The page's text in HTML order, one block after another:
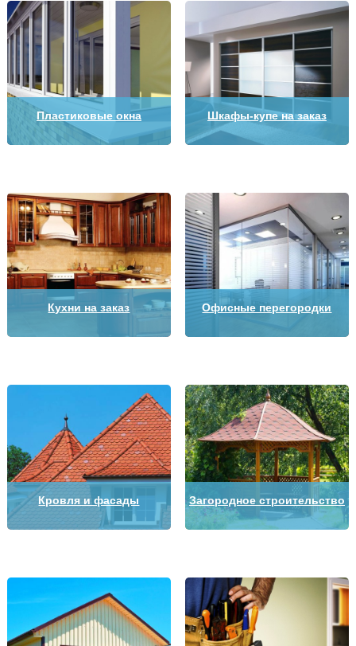
Пластиковые окна Шкафы-купе на заказ
Кухни на заказ Офисные перегородки
Кровля и фасады Загородное строительство